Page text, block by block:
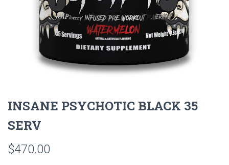
INSANE PSYCHOTIC BLACK 35
SERV
$470.00